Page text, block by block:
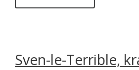
Sven-le-Terrible,